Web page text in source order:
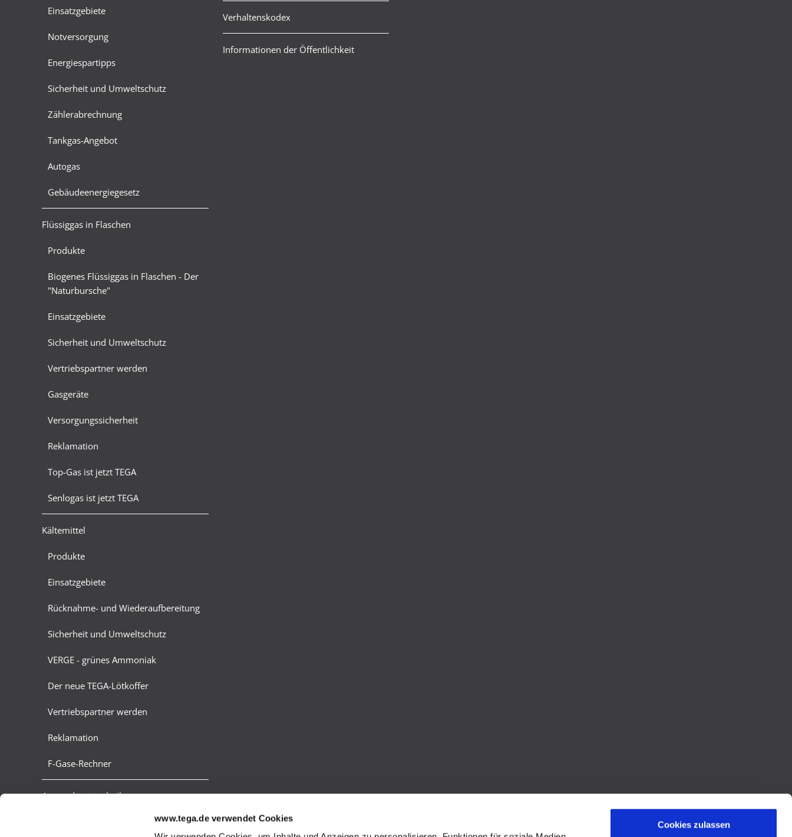
www.tega.de verwendet Cookies
Cookies zulassen
Einsatzgebiete
Notversorgung
Energiespartipps
Sicherheit und Umweltschutz
Zählerabrechnung
Tankgas-Angebot
Autogas
Gebäudeenergiegesetz
Flüssiggas in Flaschen
Produkte
Biogenes Flüssiggas in Flaschen - Der
"Naturbursche"
Einsatzgebiete
Sicherheit und Umweltschutz
Vertriebspartner werden
Gasgeräte
Versorgungssicherheit
Reklamation
Top-Gas ist jetzt TEGA
Senlogas ist jetzt TEGA
Kältemittel
Produkte
Einsatzgebiete
Rücknahme- und Wiederaufbereitung
Sicherheit und Umweltschutz
VERGE - grünes Ammoniak
Der neue TEGA-Lötkoffer
Vertriebspartner werden
Reklamation
F-Gase-Rechner
Anwendungstechnik
Verhaltenskodex
Informationen der Öffentlichkeit